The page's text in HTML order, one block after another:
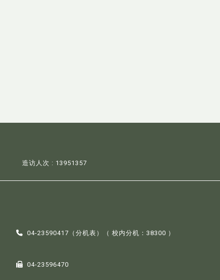
造访人次 : 13951357
04-23590417（分机表 ）（ 校内分机：38300 ）
04-23596470